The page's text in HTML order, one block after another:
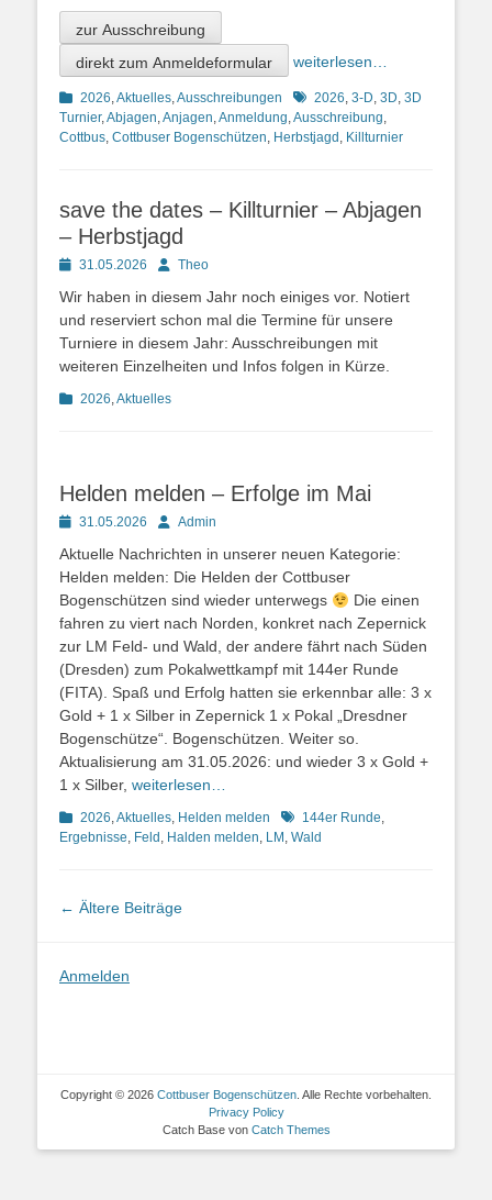
on
zur Ausschreibung
direkt zum Anmeldeformular
weiterlesen…
Kategorien
2026,Aktuelles,Ausschreibungen Schlagworte
2026, 3-D, 3D, 3D
Turnier,Abjagen,Anjagen,Anmeldung,Ausschreibung,
Cottbus, Cottbuser Bogenschützen, Herbstjagd , Killturnier
save the dates – Killturnier – Abjagen
– Herbstjagd
Posted31.05.2026 AutorTheo
Wir haben in diesem Jahr noch einiges vor. Notiert
und reserviert schon mal die Termine für unsere
Turniere in diesem Jahr: Ausschreibungen mit
weiteren Einzelheiten und Infos folgen in Kürze.
Kategorien
2026,Aktuelles
Helden melden – Erfolge im Mai
Posted31.05.2026 AutorAdmin
Aktuelle Nachrichten in unserer neuen Kategorie:
Helden melden: Die Helden der Cottbuser
Bogenschützen sind wieder unterwegs
Die einen
fahren zu viert nach Norden, konkret nach Zepernick
zur LM Feld- und Wald, der andere fährt nach Süden
(Dresden) zum Pokalwettkampf mit 144er Runde
(FITA). Spaß und Erfolg hatten sie erkennbar alle: 3 x
Gold + 1 x Silber in Zepernick 1 x Pokal „Dresdner
Bogenschütze“. Bogenschützen. Weiter so.
Aktualisierung am 31.05.2026: und wieder 3 x Gold +
1 x Silber, weiterlesen…
Kategorien
2026,Aktuelles, Helden melden Schlagworte
144er Runde,
Ergebnisse, Feld , Halden melden, LM , Wald
Beitragsnavigation
← Ältere Beiträge
Anmelden
Copyright © 2026 Cottbuser Bogenschützen . Alle Rechte vorbehalten.
Privacy Policy
Catch Base von Catch Themes